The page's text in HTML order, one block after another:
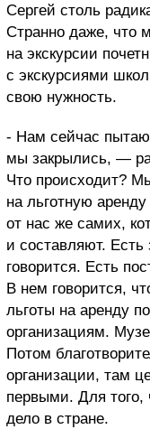
Сергей столь
Странно даже, что
на экскурсии
с экскурсиями
свою нужность.
- Нам сейчас
мы закрылись, —
Что происходит?
на льготную
от нас же самих,
и составляют. Есть
говорится. Есть
В нем говорится,
льготы на аренду
организациям.
Потом
организации, там
первыми. Для того,
дело в стране.